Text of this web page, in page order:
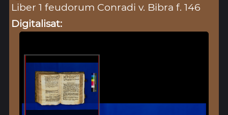
Liber 1 feudorum Conradi v. Bibra f. 146
Digitalisat: